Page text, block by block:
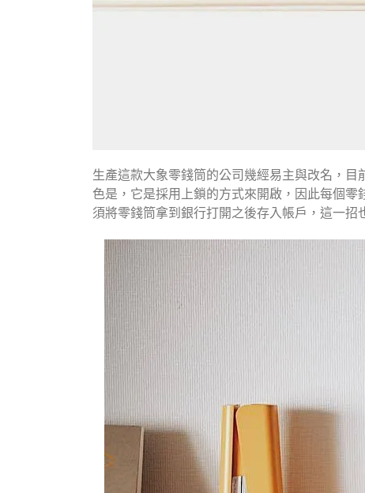
生產這款大象零錢筒的公司幾經易主與改名，
色是，它是採用上鎖的方式來開啟，因此每個
須將零錢筒拿到銀行打開之後存入帳戶，這一招